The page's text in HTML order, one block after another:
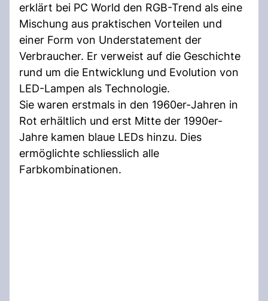
erklärt bei PC World den RGB-Trend als eine
Mischung aus praktischen Vorteilen und
einer Form von Understatement der
Verbraucher. Er verweist auf die Geschichte
rund um die Entwicklung und Evolution von
LED-Lampen als Technologie.
Sie waren erstmals in den 1960er-Jahren in
Rot erhältlich und erst Mitte der 1990er-
Jahre kamen blaue LEDs hinzu. Dies
ermöglichte schliesslich alle
Farbkombinationen.